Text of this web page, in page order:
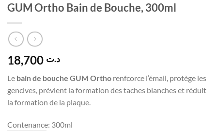
GUM Ortho Bain de Bouche, 300ml
د.ت
Le bain de bouche GUM Ortho renfcorce l’émail, protège les
gencives, prévient la formation des taches blanches et réduit
la formation de la plaque.
Contenance: 300ml